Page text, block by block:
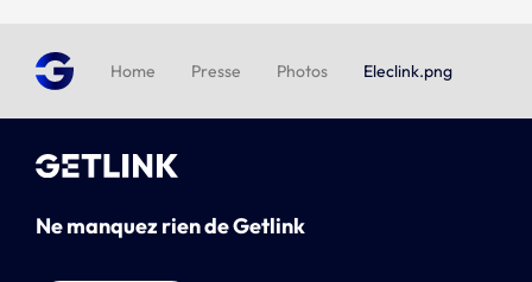
Home Presse Photos Eleclink.png
Ne manquez rien de Getlink